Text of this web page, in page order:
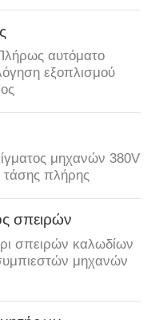
αυτόματο
εξοπλισμού
μηχανών 380V
τάσης πλήρης
σπειρών
σπειρών καλωδίων
μηχανών